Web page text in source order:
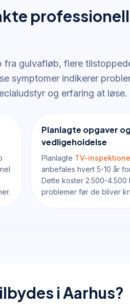
fra gulvafløb, flere
symptomer indikerer
og erfaring at løse.
Planlagte opgaver og
vedligeholdelse
Planlagte TV-
anbefales hvert 5-10 år
Dette koster 2.500-4.500
problemer før de bliver
i Aarhus?